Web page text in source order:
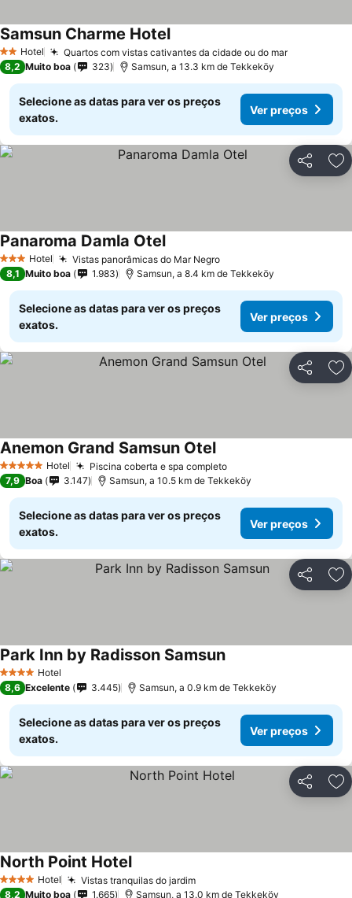
2 Estrelas
Hotel Quartos com vistas cativantes da cidade ou do mar
Samsun Charme Hotel
8,2 Muito boa 323 Samsun, a 13.3 km de Tekkeköy
Selecione as datas para ver os preços
exatos.
Ver preços
Partilhar
3 EstrelasHotel Vistas panorâmicas do Mar Negro
Panaroma Damla Otel
8,1 Muito boa 1.983 Samsun, a 8.4 km de Tekkeköy
Selecione as datas para ver os preços
exatos.
Ver preços
Partilhar
5 Estrelas Hotel Piscina coberta e spa completo
Anemon Grand Samsun Otel
7,9 Boa 3.147 Samsun, a 10.5 km de Tekkeköy
Selecione as datas para ver os preços
exatos.
Ver preços
Partilhar
4 EstrelasHotel
Park Inn by Radisson Samsun
8,6 Excelente 3.445 Samsun, a 0.9 km de Tekkeköy
Selecione as datas para ver os preços
exatos.
Ver preços
Partilhar
4 EstrelasHotel Vistas tranquilas do jardim
North Point Hotel
8,2 Muito boa 1.665 Samsun, a 13.0 km de Tekkeköy